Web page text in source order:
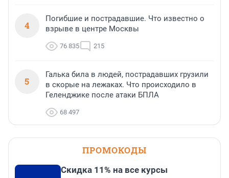
4
Погибшие и пострадавшие. Что известно о
взрыве в центре Москвы
76 835 215
5
Галька била в людей, пострадавших грузили
в скорые на лежаках. Что происходило в
Геленджике после атаки БПЛА
68 497
ПРОМОКОДЫ
Скидка 11% на все курсы